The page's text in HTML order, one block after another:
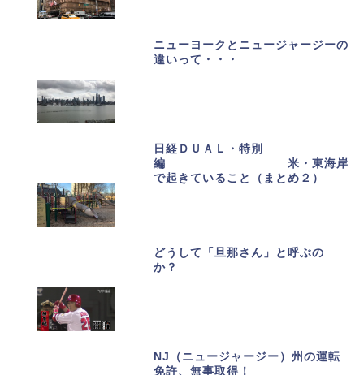
ニューヨークとニュージャージーの
違いって・・・
日経ＤＵＡＬ・特別
編 米・東海岸
で起きていること（まとめ２）
どうして「旦那さん」と呼ぶの
か？
NJ（ニュージャージー）州の運転
免許、無事取得！